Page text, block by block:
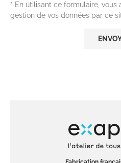
* En utilisant ce formulaire,
gestion de vos données par ce